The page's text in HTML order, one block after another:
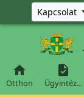
Ugrás a főKapcsolat

Otthon

Ügyintéz…